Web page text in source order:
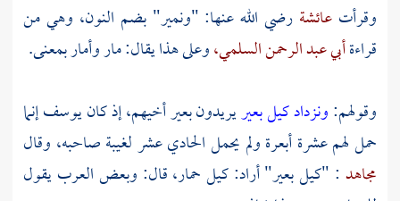
وقرأتعائشة رضي الله عنها: "ونمير" بضم النون، وهي من
قراءةأبي عبد الرحمن السلمي،وعلى هذا يقال: مار وأمار بمعنى.
وقولهم:ونزداد كيل بعيريريدون بعير أخيهم، إذ كانيوسفإنما
حمل لهم عشرة أبعرة ولم يحمل الحادي عشر لغيبة صاحبه، وقال
مجاهد : "كيل بعير" أراد: كيل حمار، قال: وبعضالعربيقول